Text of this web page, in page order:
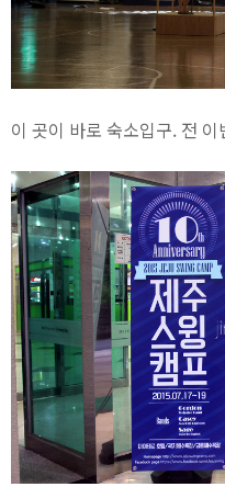
이 곳이 바로 숙소입구. 전